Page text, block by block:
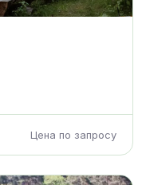
Цена по запросу